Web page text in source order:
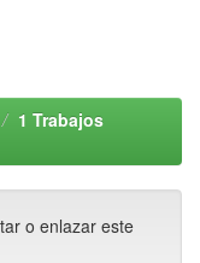
1 Trabajos
o enlazar este